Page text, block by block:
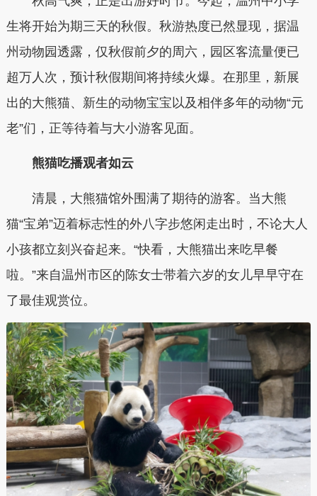
生将开始为期三天的秋假。秋游热度已然显现，据温
州动物园透露，仅秋假前夕的周六，园区客流量便已
超万人次，预计秋假期间将持续火爆。在那里，新展
出的大熊猫、新生的动物宝宝以及相伴多年的动物“元
老”们，正等待着与大小游客见面。
熊猫吃播观者如云
清晨，大熊猫馆外围满了期待的游客。当大熊
猫“宝弟”迈着标志性的外八字步悠闲走出时，不论大人
小孩都立刻兴奋起来。“快看，大熊猫出来吃早餐
啦。”来自温州市区的陈女士带着六岁的女儿早早守在
了最佳观赏位。